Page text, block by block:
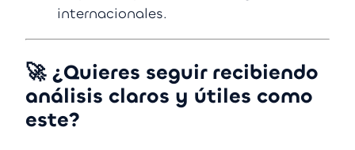
internacionales.
🚀 ¿Quieres seguir recibiendo
análisis claros y útiles como
este?